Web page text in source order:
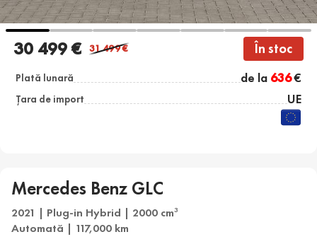
30 499 € 31 499€ În stoc
Plată lunară de la 636€
Țara de import UE
Mercedes Benz GLC
2021 | Plug-in Hybrid | 2000 cm3
Automată | 117,000 km